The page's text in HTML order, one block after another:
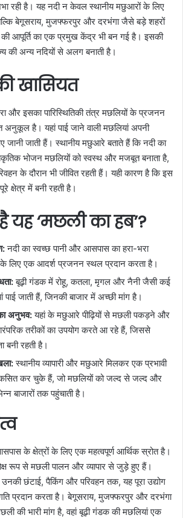
m
a
i
l
रही है। यह नदी न केवल स्थानीय मछुआरों के लिए
बेगूसराय, मुजफ्फरपुर और दरभंगा जैसे बड़े शहरों
की आपूर्ति का एक प्रमुख केंद्र भी बन गई है। इसकी
की अन्य नदियों से अलग बनाती है।
खासियत
और इसका पारिस्थितिकी तंत्र मछलियों के प्रजनन
है। यहां पाई जाने वाली मछलियां अपनी
जानी जाती हैं। स्थानीय मछुआरे बताते हैं कि नदी का
भोजन मछलियों को स्वस्थ और मजबूत बनाता है,
के दौरान भी जीवित रहती हैं। यही कारण है कि इस
क्षेत्र में बनी रहती है।
‘मछली का हब’?
नदी का स्वच्छ पानी और आसपास का हरा-भरा
के लिए एक आदर्श प्रजनन स्थल प्रदान करता है।
बूढ़ी गंडक में रोहू, कतला, मृगल और नैनी जैसी कई
पाई जाती हैं, जिनकी बाजार में अच्छी मांग है।
अनुभव:यहां के मछुआरे पीढ़ियों से मछली पकड़ने और
तरीकों का उपयोग करते आ रहे हैं, जिससे
बनी रहती है।
स्थानीय व्यापारी और मछुआरे मिलकर एक प्रभावी
कर चुके हैं, जो मछलियों को जल्द से जल्द और
बाजारों तक पहुंचाती है।
के क्षेत्रों के लिए एक महत्वपूर्ण आर्थिक स्रोत है।
रूप से मछली पालन और व्यापार से जुड़े हुए हैं।
छंटाई, पैकिंग और परिवहन तक, यह पूरा उद्योग
गति प्रदान करता है। बेगूसराय, मुजफ्फरपुर और दरभंगा
की भारी मांग है, वहां बूढ़ी गंडक की मछलियां एक